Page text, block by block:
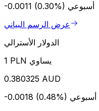
-0.0011 (0.30%) أسبوعي
عرض الرسم البياني
الدولار الأسترالي
1 PLN يساوي
0.380325 AUD
-0.0018 (0.48%) أسبوعي